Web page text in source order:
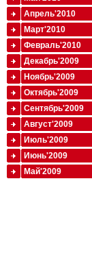
Апрель'2010
Март'2010
Февраль'2010
Декабрь'2009
Ноябрь'2009
Октябрь'2009
Сентябрь'2009
Август'2009
Июль'2009
Июнь'2009
Май'2009